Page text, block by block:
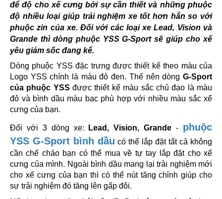
để độ cho xế cưng bởi sự cần thiết và những phuộc
độ nhiều loại giúp trải nghiệm xe tốt hơn hẳn so với
phuộc zin của xe. Đối với các loại xe Lead, Vision và
Grande thì dòng phuộc YSS G-Sport sẽ giúp cho xế
yêu giảm sốc đang kể.
Dòng phuộc YSS đặc trưng được thiết kế theo màu của
Logo YSS chính là màu đỏ đen. Thế nên dòng G-Sport
của phuộc YSS được thiết kế màu sắc chủ đạo là màu
đỏ và bình dầu màu bạc phù hợp với nhiều màu sắc xế
cưng của bạn.
Đối với 3 dòng xe: Lead, Vision, Grande - phuộc
YSS G-Sport bình dầu có thể lắp đặt tất cả không
cần chế cháo bạn có thể mua về tự tay lắp đặt cho xế
cưng của mình. Ngoài bình dầu mang lại trải nghiệm mới
cho xế cưng của bạn thì có thể nút tăng chỉnh giúp cho
sự trải nghiệm đó tăng lên gấp đôi.